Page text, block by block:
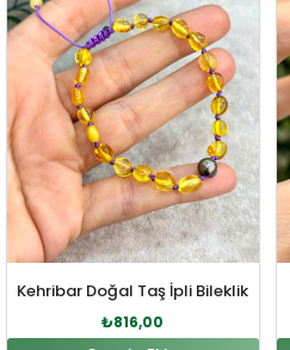
Kehribar Doğal Taş İpli Bileklik
₺816,00